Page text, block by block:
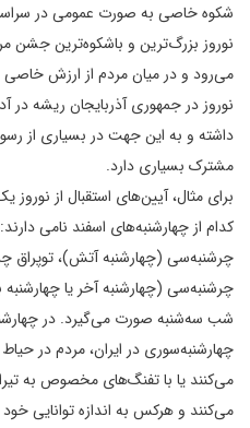
شکوه خاصی به‌ صورت عمومی در
نوروز بزرگ‌ترین و باشکوه‌ترین جشن
می‌رود و در میان مردم از ارزش خاصی
نوروز در جمهوری آذربایجان ریشه
داشته و به این جهت در بسیاری از
مشترک بسیاری دارد.
برای مثال، آیین‌های استقبال از
کدام از چهارشنبه‌های اسفند نامی
چرشنبه‌سی (چهارشنبه آتش)، توپراق
چرشنبه‌سی (چهارشنبه آخر یا
شب سه‌شنبه صورت می‌گیرد. در
چهارشنبه‌سوری در ایران، مردم در
می‌کنند یا با تفنگ‌های مخصوص به
می‌کنند و هرکس به اندازه توانایی‌